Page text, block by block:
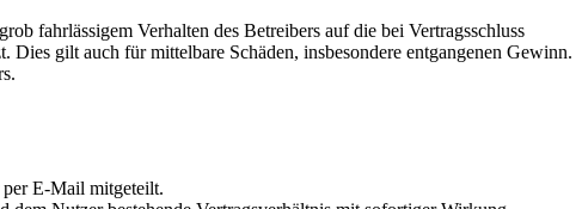
fahrlässigem Verhalten des Betreibers auf die bei Vertragsschluss
gilt auch für mittelbare Schäden, insbesondere entgangenen Gewinn.
E-Mail mitgeteilt.